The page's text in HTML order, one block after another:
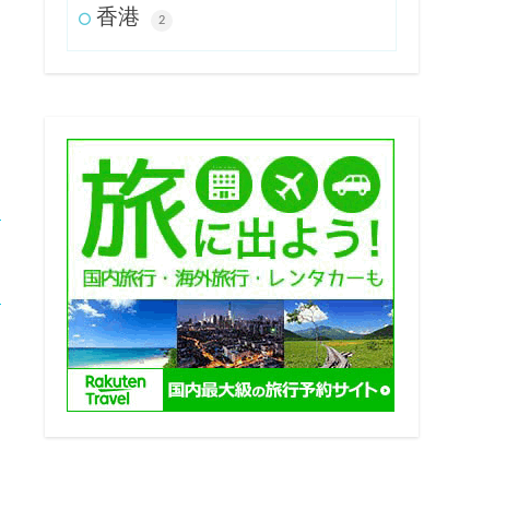
香港 2